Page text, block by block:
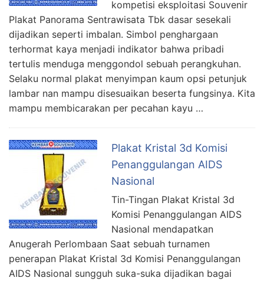
kompetisi eksploitasi Souvenir
Plakat Panorama Sentrawisata Tbk dasar sesekali
dijadikan seperti imbalan. Simbol penghargaan
terhormat kaya menjadi indikator bahwa pribadi
tertulis menduga menggondol sebuah perangkuhan.
Selaku normal plakat menyimpan kaum opsi petunjuk
lambar nan mampu disesuaikan beserta fungsinya. Kita
mampu membicarakan per pecahan kayu …
Plakat Kristal 3d Komisi
Penanggulangan AIDS
Nasional
Tin-Tingan Plakat Kristal 3d
Komisi Penanggulangan AIDS
Nasional mendapatkan
Anugerah Perlombaan Saat sebuah turnamen
penerapan Plakat Kristal 3d Komisi Penanggulangan
AIDS Nasional sungguh suka-suka dijadikan bagai